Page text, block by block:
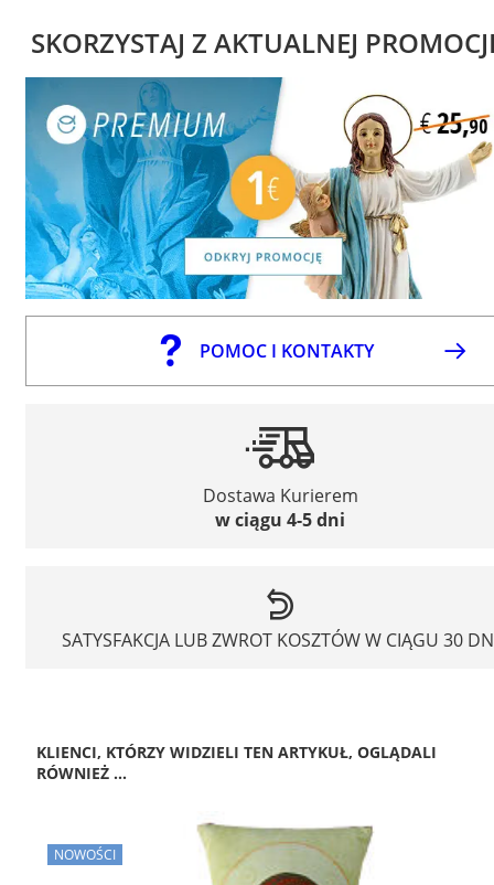
SKORZYSTAJ Z AKTUALNEJ
POMOC I KONTAKTY
Dostawa Kurierem
w ciągu 4-5 dni
SATYSFAKCJA LUB ZWROT KOSZTÓW W CIĄGU 30
KLIENCI, KTÓRZY WIDZIELI TEN ARTYKUŁ, OGLĄDALI
RÓWNIEŻ ...
NOWOŚCI